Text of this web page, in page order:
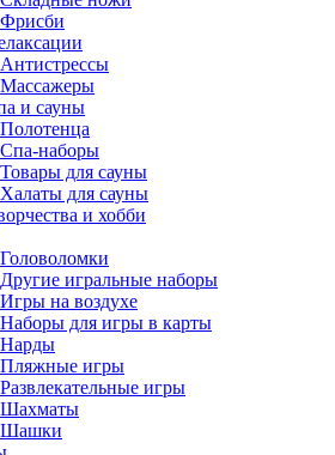
Фрисби
Антистрессы
Массажеры
и сауны
Полотенца
Спа-наборы
Товары для сауны
Халаты для сауны
и хобби
Головоломки
Другие игральные наборы
Игры на воздухе
Наборы для игры в карты
Нарды
Пляжные игры
Развлекательные игры
Шахматы
Шашки